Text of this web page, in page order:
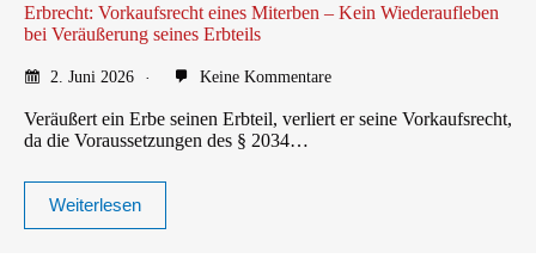
Erbrecht: Vorkaufsrecht eines Miterben – Kein Wiederaufleben
bei Veräußerung seines Erbteils
2. Juni 2026 Keine Kommentare
Veräußert ein Erbe seinen Erbteil, verliert er seine Vorkaufsrecht,
da die Voraussetzungen des § 2034…
Weiterlesen